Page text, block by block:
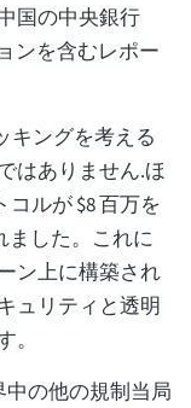
国の中央銀行
ンを含むレポー
キングを考える
はありません.ほ
ルが $8 百万を
ました。これに
ン上に構築され
ュリティと透明
中の他の規制当局